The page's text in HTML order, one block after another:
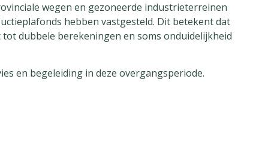
wegen en gezoneerde industrieterreinen
hebben vastgesteld. Dit betekent dat
dubbele berekeningen en soms onduidelijkheid
en begeleiding in deze overgangsperiode.